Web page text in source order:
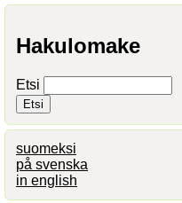
Hakulomake
Etsi
suomeksi
på svenska
in english